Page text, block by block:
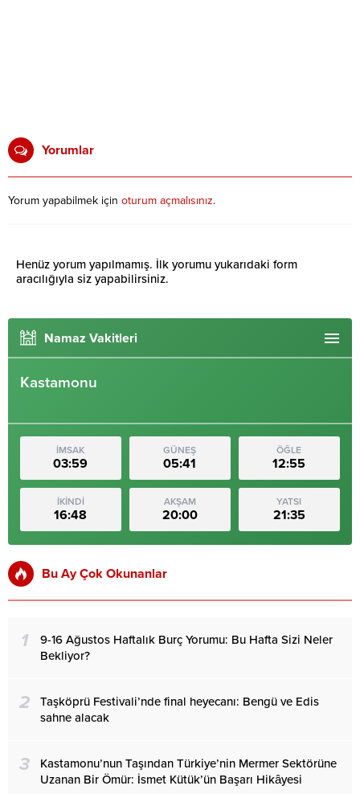
Yorumlar
Yorum yapabilmek için oturum açmalısınız.
Henüz yorum yapılmamış. İlk yorumu yukarıdaki form
aracılığıyla siz yapabilirsiniz.
Namaz Vakitleri
Kastamonu
İMSAK
03:59
GÜNEŞ
05:41
ÖĞLE
12:55
İKİNDİ
16:48
AKŞAM
20:00
YATSI
21:35
Bu Ay Çok Okunanlar
1
9-16 Ağustos Haftalık Burç Yorumu: Bu Hafta Sizi Neler
Bekliyor?
2
Taşköprü Festivali’nde final heyecanı: Bengü ve Edis
sahne alacak
3
Kastamonu’nun Taşından Türkiye’nin Mermer Sektörüne
Uzanan Bir Ömür: İsmet Kütük’ün Başarı Hikâyesi